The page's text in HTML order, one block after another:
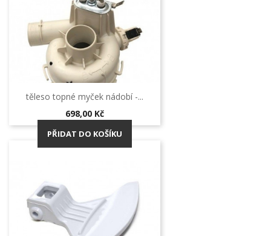
těleso topné myček nádobí -...
Cena
698,00 Kč
PŘIDAT DO KOŠÍKU